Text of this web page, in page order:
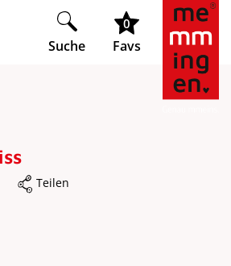
Suche
0
Favs
Teilen